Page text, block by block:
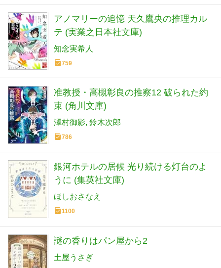
アノマリーの追憶 天久鷹央の推理カル
テ (実業之日本社文庫)
知念実希人
759
准教授・高槻彰良の推察12 破られた約
束 (角川文庫)
澤村御影 鈴木次郎
786
銀河ホテルの居候 光り続ける灯台のよ
うに (集英社文庫)
ほしおさなえ
1100
謎の香りはパン屋から2
土屋うさぎ